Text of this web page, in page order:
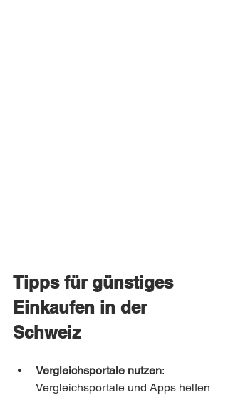
Tipps für günstiges
Einkaufen in der
Schweiz
Vergleichsportale nutzen:
Vergleichsportale und Apps helfen